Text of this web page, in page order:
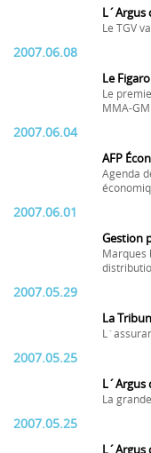
L´Argus
Le TGV
2007.06.08
Le
Le
MMA-
2007.06.04
AFP
Agenda
2007.06.01
Gestion
Marques
2007.05.29
La
2007.05.25
L´Argus
La
2007.05.25
L´Argus